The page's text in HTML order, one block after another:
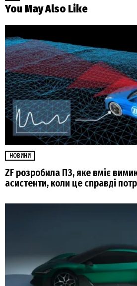
You May Also Like
НОВИНИ
ZF розробила ПЗ, яке вміє
асистенти, коли це справді